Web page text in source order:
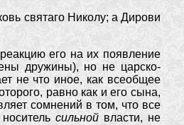
святаго Николу; а Дирови
его на их появление
дружины), но не царско-
не что иное, как всеобщее
равно как и его сына,
сомнений в том, что все
сильной власти, не